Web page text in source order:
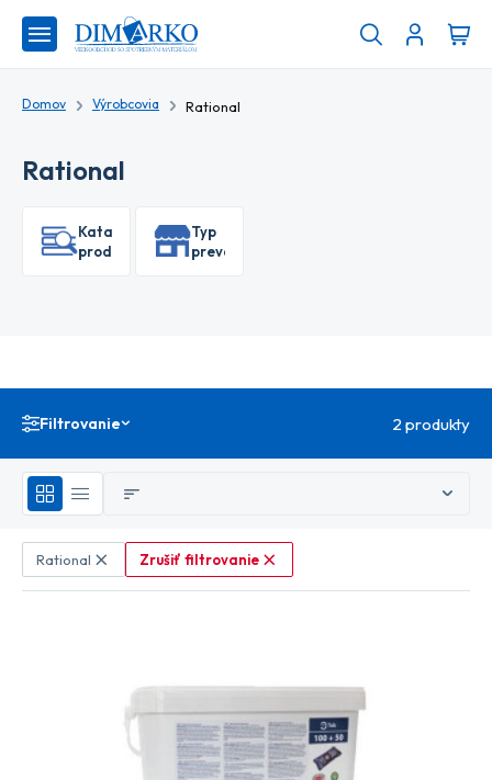
Domov Výrobcovia Rational
Rational
Katalóg
produktov
Typ
prevádzky
Zrušiť filtrovanie
Rational
Filtrovanie 2 produkty